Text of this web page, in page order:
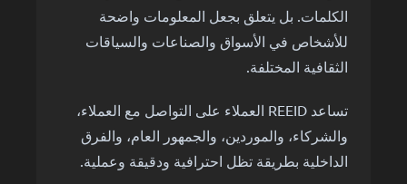
الكلمات. بل يتعلق بجعل المعلومات واضحة
للأشخاص في الأسواق والصناعات والسياقات
الثقافية المختلفة.
تساعد REEID العملاء على التواصل مع العملاء،
والشركاء، والموردين، والجمهور العام، والفرق
الداخلية بطريقة تظل احترافية ودقيقة وعملية.